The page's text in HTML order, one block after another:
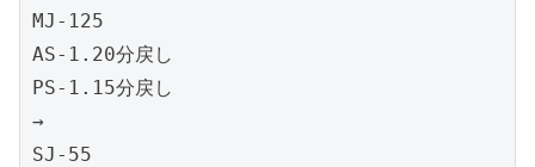
MJ-125
AS-1.20分戻し
PS-1.15分戻し
→
SJ-55